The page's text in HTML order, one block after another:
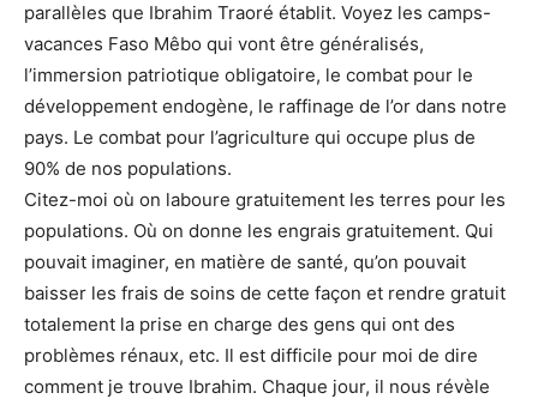
parallèles que Ibrahim Traoré établit. Voyez les camps-
vacances Faso Mêbo qui vont être généralisés,
l’immersion patriotique obligatoire, le combat pour le
développement endogène, le raffinage de l’or dans notre
pays. Le combat pour l’agriculture qui occupe plus de
90% de nos populations.
Citez-moi où on laboure gratuitement les terres pour les
populations. Où on donne les engrais gratuitement. Qui
pouvait imaginer, en matière de santé, qu’on pouvait
baisser les frais de soins de cette façon et rendre gratuit
totalement la prise en charge des gens qui ont des
problèmes rénaux, etc. Il est difficile pour moi de dire
comment je trouve Ibrahim. Chaque jour, il nous révèle